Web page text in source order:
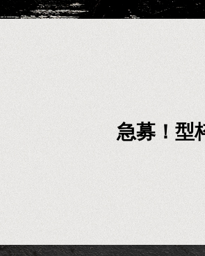
急募！型